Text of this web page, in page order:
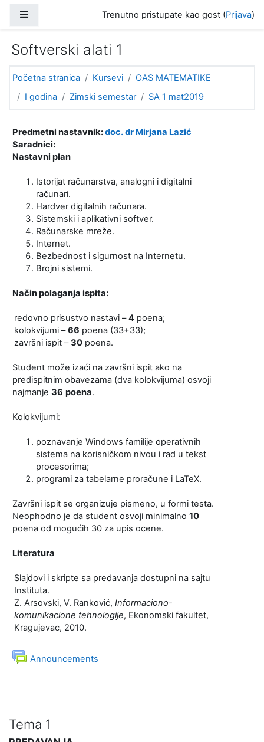
Trenutno pristupate kao gost (Prijava)
Softverski alati 1
Početna stranica Kursevi
OAS MATEMATIKE
I godina
Zimski semestar SA 1 mat2019
Uvodna sekcija (tematski format)
Opšta sekcija
Predmetni nastavnik:doc. dr Mirjana Lazić
Saradnici:
Nastavni plan
Istorijat računarstva, analogni i digitalni
računari.
Hardver digitalnih računara.
Sistemski i aplikativni softver.
Računarske mreže.
Internet.
Bezbednost i sigurnost na Internetu.
Brojni sistemi.
Način polaganja ispita:
redovno prisustvo nastavi –4 poena;
kolokvijumi –66 poena (33+33);
završni ispit –30 poena.
Student može izaći na završni ispit ako na
predispitnim obavezama (dva kolokvijuma) osvoji
najmanje36 poena.
Kolokvijumi:
poznavanje Windows familije operativnih
sistema na korisničkom nivou i rad u tekst
procesorima;
programi za tabelarne proračune i LaTeX.
Završni ispit se organizuje pismeno, u formi testa.
Neophodno je da student osvoji minimalno10
poena od mogućih 30 za upis ocene.
Literatura
Slajdovi i skripte sa predavanja dostupni na sajtu
Instituta.
Z. Arsovski, V. Ranković,Informaciono-
komunikacione tehnologije, Ekonomski fakultet,
Kragujevac, 2010.
Announcements
Forum
Tema 1